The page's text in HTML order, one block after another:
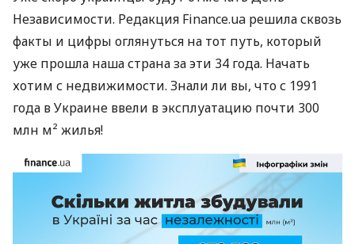
Независимости. Редакция Finance.ua решила сквозь
факты и цифры оглянуться на тот путь, который
уже прошла наша страна за эти 34 года. Начать
хотим с недвижимости. Знали ли вы, что с 1991
года в Украине ввели в эксплуатацию почти 300
млн м² жилья!